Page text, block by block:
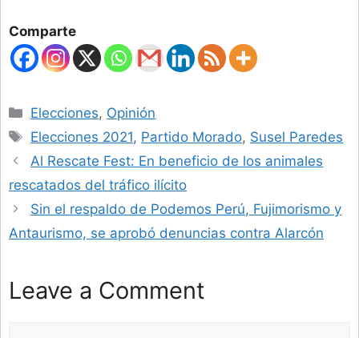
Comparte
Categories
Elecciones, Opinión
Tags
Elecciones 2021, Partido Morado, Susel Paredes
Al Rescate Fest: En beneficio de los animales
rescatados del tráfico ilícito
Sin el respaldo de Podemos Perú, Fujimorismo y
Antaurismo, se aprobó denuncias contra Alarcón
Leave a Comment